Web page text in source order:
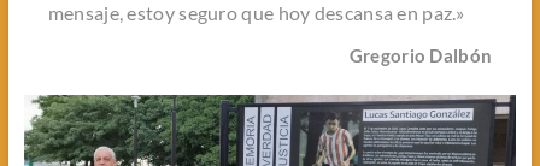
mensaje, estoy seguro que hoy descansa en paz.»
Gregorio Dalbón